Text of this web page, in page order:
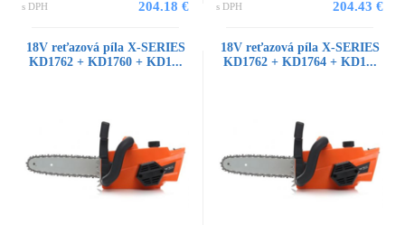
s DPH 204.18 € s DPH 204.43 €
18V reťazová píla X-SERIES
KD1762 + KD1760 + KD1...
18V reťazová píla X-SERIES
KD1762 + KD1764 + KD1...